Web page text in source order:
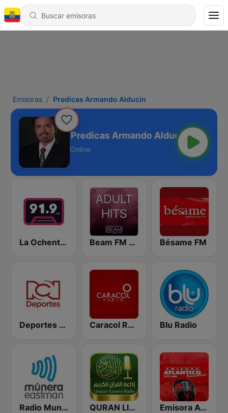
Emisoras Predicas Armando Alducin
Predicas Armando Alducin
Online
La Ochentera Beam FM - Adult Hits Bésame FM
Deportes RCN Caracol Radio Medellín Blu Radio
Radio Munera QURAN LIVE RADIO Emisora Atlantico